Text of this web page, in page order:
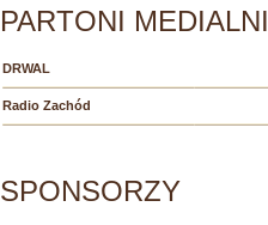
PARTONI MEDIALNI
DRWAL
Radio Zachód
SPONSORZY